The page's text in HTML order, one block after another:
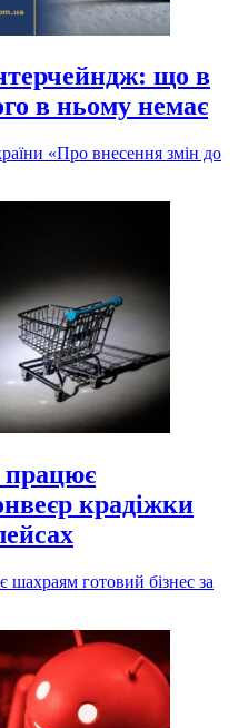
що в
в ньому немає
«Про внесення змін до
працює
крадіжки
готовий бізнес за